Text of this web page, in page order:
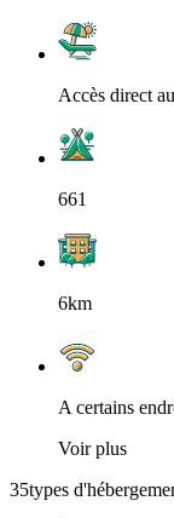
Accès direct
661
6km
A certains
Voir plus
35types